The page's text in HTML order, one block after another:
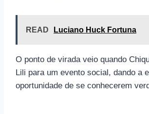
READ Luciano Huck Fortuna
O ponto de virada veio quando
Lili para um evento social, dando a
oportunidade de se conhecerem